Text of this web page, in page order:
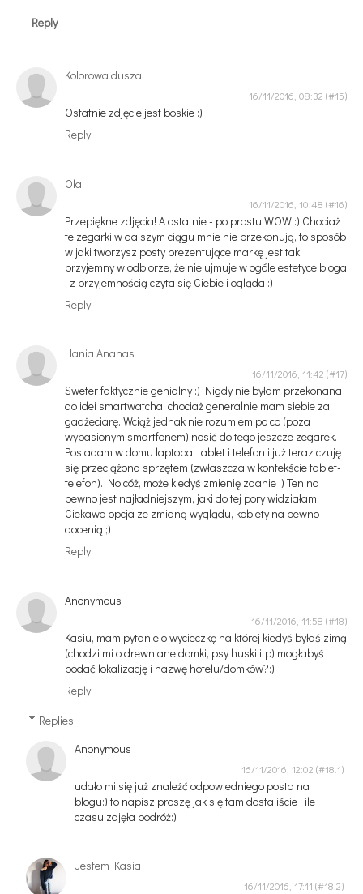
Reply
Kolorowa dusza
16/11/2016, 08:32
Ostatnie zdjęcie jest boskie :)
Reply
Ola
16/11/2016, 10:48
Przepiękne zdjęcia! A ostatnie - po prostu WOW :) Chociaż
te zegarki w dalszym ciągu mnie nie przekonują, to sposób
w jaki tworzysz posty prezentujące markę jest tak
przyjemny w odbiorze, że nie ujmuje w ogóle estetyce bloga
i z przyjemnością czyta się Ciebie i ogląda :)
Reply
Hania Ananas
16/11/2016, 11:42
Sweter faktycznie genialny :) Nigdy nie byłam przekonana
do idei smartwatcha, chociaż generalnie mam siebie za
gadżeciarę. Wciąż jednak nie rozumiem po co (poza
wypasionym smartfonem) nosić do tego jeszcze zegarek.
Posiadam w domu laptopa, tablet i telefon i już teraz czuję
się przeciążona sprzętem (zwłaszcza w kontekście tablet-
telefon). No cóż, może kiedyś zmienię zdanie :) Ten na
pewno jest najładniejszym, jaki do tej pory widziałam.
Ciekawa opcja ze zmianą wyglądu, kobiety na pewno
docenią ;)
Reply
Anonymous
16/11/2016, 11:58
Kasiu, mam pytanie o wycieczkę na której kiedyś byłaś zimą
(chodzi mi o drewniane domki, psy huski itp) mogłabyś
podać lokalizację i nazwę hotelu/domków?:)
Reply
Replies
Anonymous
16/11/2016, 12:02
udało mi się już znaleźć odpowiedniego posta na
blogu:) to napisz proszę jak się tam dostaliście i ile
czasu zajęła podróż:)
Jestem Kasia
16/11/2016, 17:11